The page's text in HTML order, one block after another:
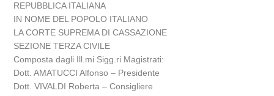
REPUBBLICA ITALIANA
IN NOME DEL POPOLO ITALIANO
LA CORTE SUPREMA DI CASSAZIONE
SEZIONE TERZA CIVILE
Composta dagli Ill.mi Sigg.ri Magistrati:
Dott. AMATUCCI Alfonso – Presidente
Dott. VIVALDI Roberta – Consigliere